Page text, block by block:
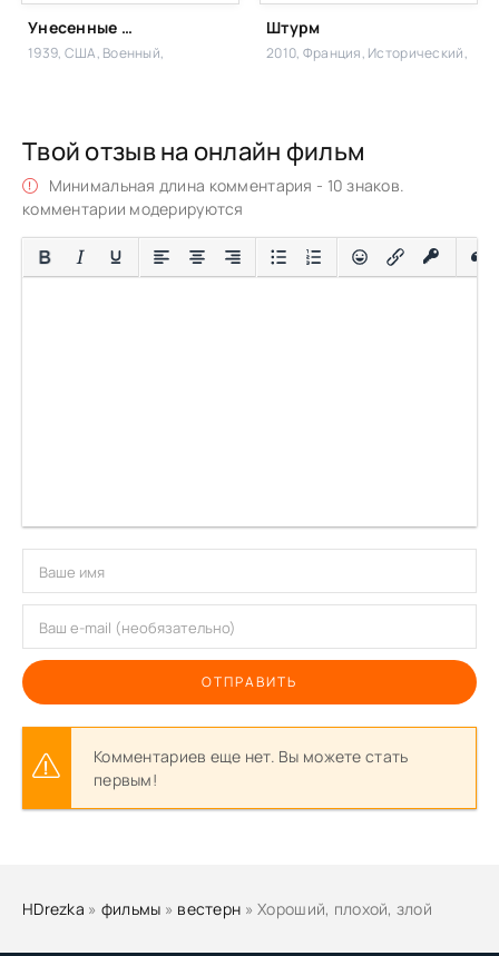
Унесенные ветром
1939, США, Военный,
Штурм
2010, Франция, Исторический,
Твой отзыв на онлайн фильм
Минимальная длина комментария - 10 знаков.
комментарии модерируются
ОТПРАВИТЬ
Комментариев еще нет. Вы можете стать
первым!
HDrezka » фильмы » вестерн » Хороший, плохой, злой